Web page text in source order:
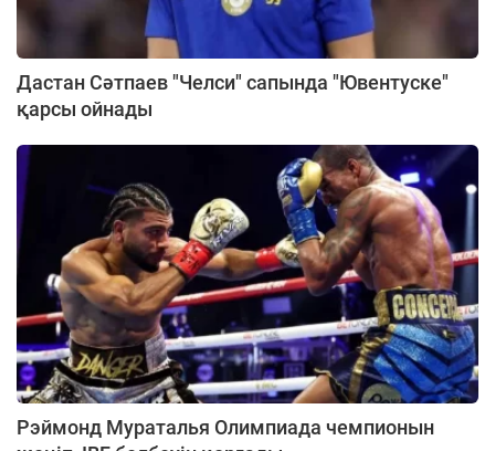
Дастан Сәтпаев "Челси" сапында "Ювентуске"
қарсы ойнады
Рэймонд Мураталья Олимпиада чемпионын